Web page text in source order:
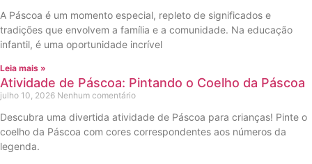
A Páscoa é um momento especial, repleto de significados e
tradições que envolvem a família e a comunidade. Na educação
infantil, é uma oportunidade incrível
Leia mais »
Atividade de Páscoa: Pintando o Coelho da Páscoa
julho 10, 2026 Nenhum comentário
Descubra uma divertida atividade de Páscoa para crianças! Pinte o
coelho da Páscoa com cores correspondentes aos números da
legenda.